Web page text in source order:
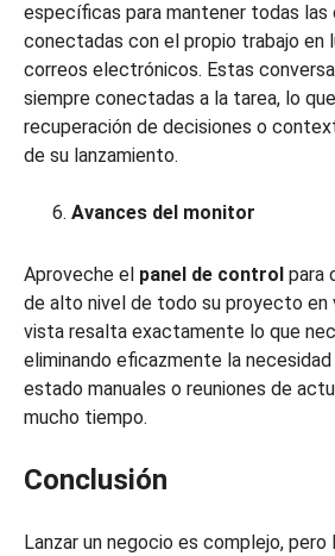
específicas para mantener todas las
conectadas con el propio trabajo en
correos electrónicos. Estas
siempre conectadas a la tarea, lo
recuperación de decisiones o
de su lanzamiento.
Avances del monitor
Aproveche el panel de control para
de alto nivel de todo su proyecto en
vista resalta exactamente lo que
eliminando eficazmente la
estado manuales o reuniones de
mucho tiempo.
Conclusión
Lanzar un negocio es complejo,